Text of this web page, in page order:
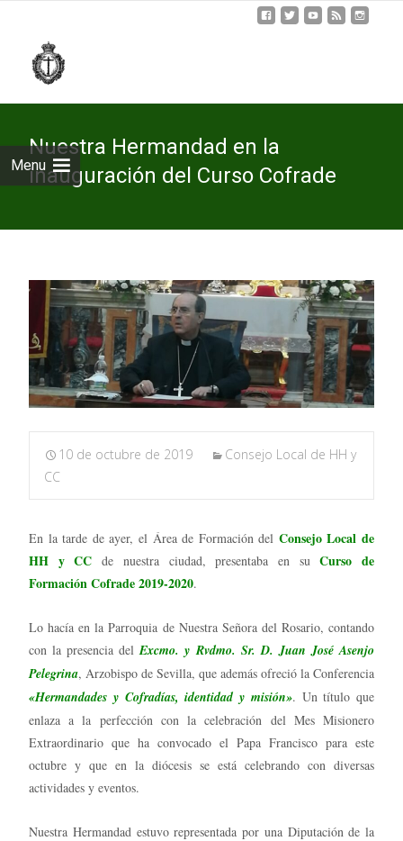
Menu
Nuestra Hermandad en la
inauguración del Curso Cofrade
10 de octubre de 2019
Consejo Local de HH y
CC
En la tarde de ayer, el Área de Formación del Consejo Local de
HH y CC de nuestra ciudad, presentaba en suCurso de
Formación Cofrade 2019-2020.
Lo hacía en la Parroquia de Nuestra Señora del Rosario, contando
con la presencia delExcmo. y Rvdmo. Sr. D. Juan José Asenjo
Pelegrina, Arzobispo de Sevilla, que además ofreció la Conferencia
«Hermandades y Cofradías, identidad y misión». Un título que
enlaza a la perfección con la celebración del Mes Misionero
Extraordinario que ha convocado el Papa Francisco para este
octubre y que en la diócesis se está celebrando con diversas
actividades y eventos.
Nuestra Hermandad estuvo representada por una Diputación de la